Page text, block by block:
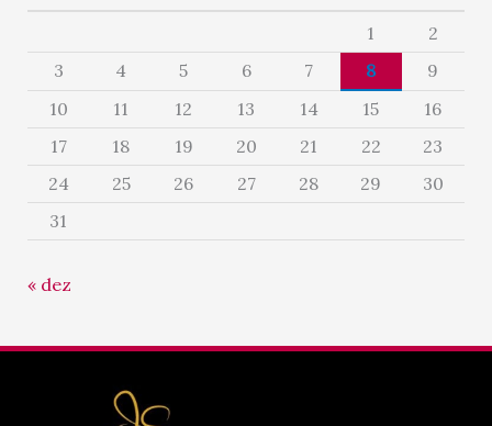
1
2
3
4 5 6 7 8
9
10
11 12 13 14 15
16
17
18 19 20 21 22
23
24
25 26 27 28 29
30
31
« dez